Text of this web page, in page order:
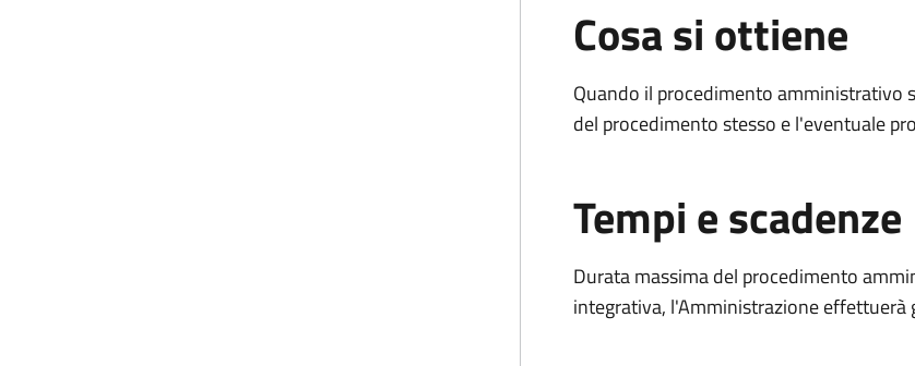
Cosa si ottiene
Quando il procedimento amministrativo
del procedimento stesso e l'eventuale
Tempi e scadenze
Durata massima del procedimento
integrativa, l'Amministrazione effettuerà